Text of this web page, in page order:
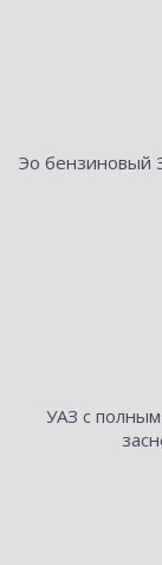
Эо бензиновый
УАЗ с